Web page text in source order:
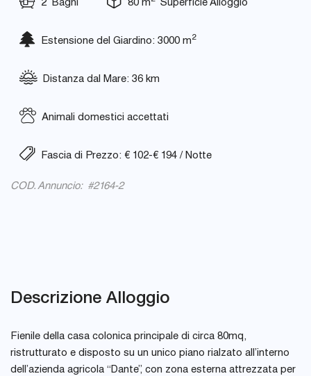
2 Bagni 80 m Superficie Alloggio
Estensione del Giardino: 3000 m2
Distanza dal Mare: 36 km
Animali domestici accettati
Fascia di Prezzo: € 102-€ 194 / Notte
COD. Annuncio: #2164-2
Descrizione Alloggio
Fienile della casa colonica principale di circa 80mq,
ristrutturato e disposto su un unico piano rialzato all’interno
dell’azienda agricola “Dante”, con zona esterna attrezzata per